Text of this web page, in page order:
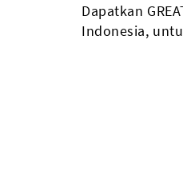
Dapatkan
Indonesia,